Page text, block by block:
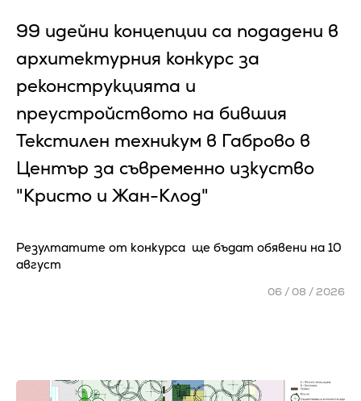
99 идейни концепции са подадени в
архитектурния конкурс за
реконструкцията и
преустройството на бившия
Текстилен техникум в Габрово в
Център за съвременно изкуство
"Кристо и Жан-Клод"
Резултатите от конкурса ще бъдат обявени на 10
август
06 / 08 / 2026